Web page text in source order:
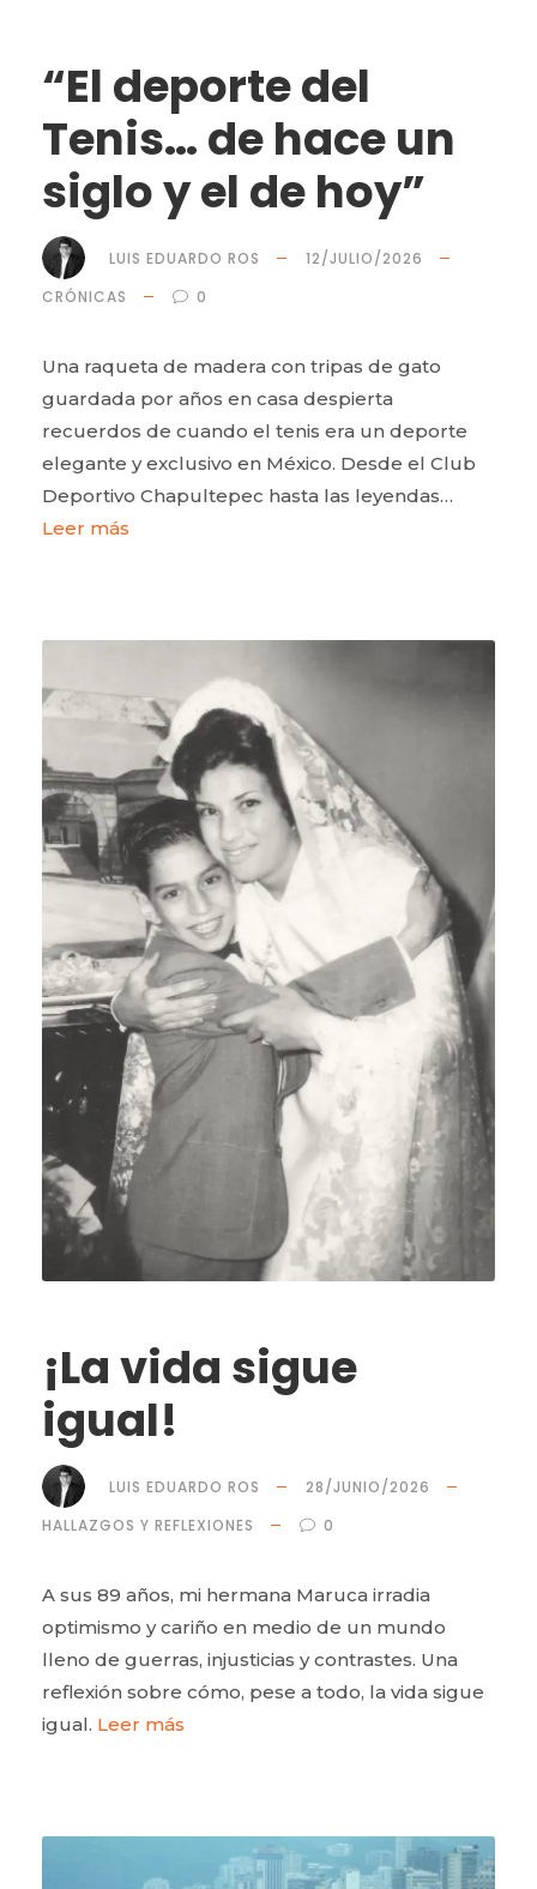
“El deporte del
Tenis… de hace un
siglo y el de hoy”
LUIS EDUARDO ROS
12/JULIO/2026
CRÓNICAS
0
Una raqueta de madera con tripas de gato
guardada por años en casa despierta
recuerdos de cuando el tenis era un deporte
elegante y exclusivo en México. Desde el Club
Deportivo Chapultepec hasta las leyendas…
Leer más
¡La vida sigue
igual!
LUIS EDUARDO ROS
28/JUNIO/2026
HALLAZGOS Y REFLEXIONES
0
A sus 89 años, mi hermana Maruca irradia
optimismo y cariño en medio de un mundo
lleno de guerras, injusticias y contrastes. Una
reflexión sobre cómo, pese a todo, la vida sigue
igual. Leer más